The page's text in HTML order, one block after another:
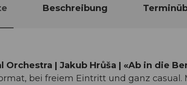
Beschreibung
Orchestra | Jakub Hrůša | «Ab in die
bei freiem Eintritt und ganz